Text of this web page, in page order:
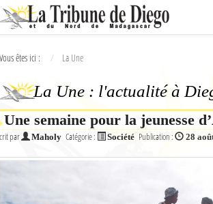
Ok
Suarez
Vous êtes ici : La Une
La Une : l'actualité à
Une semaine pour la jeunesse
par Maholy Catégorie : Société Publication : 28